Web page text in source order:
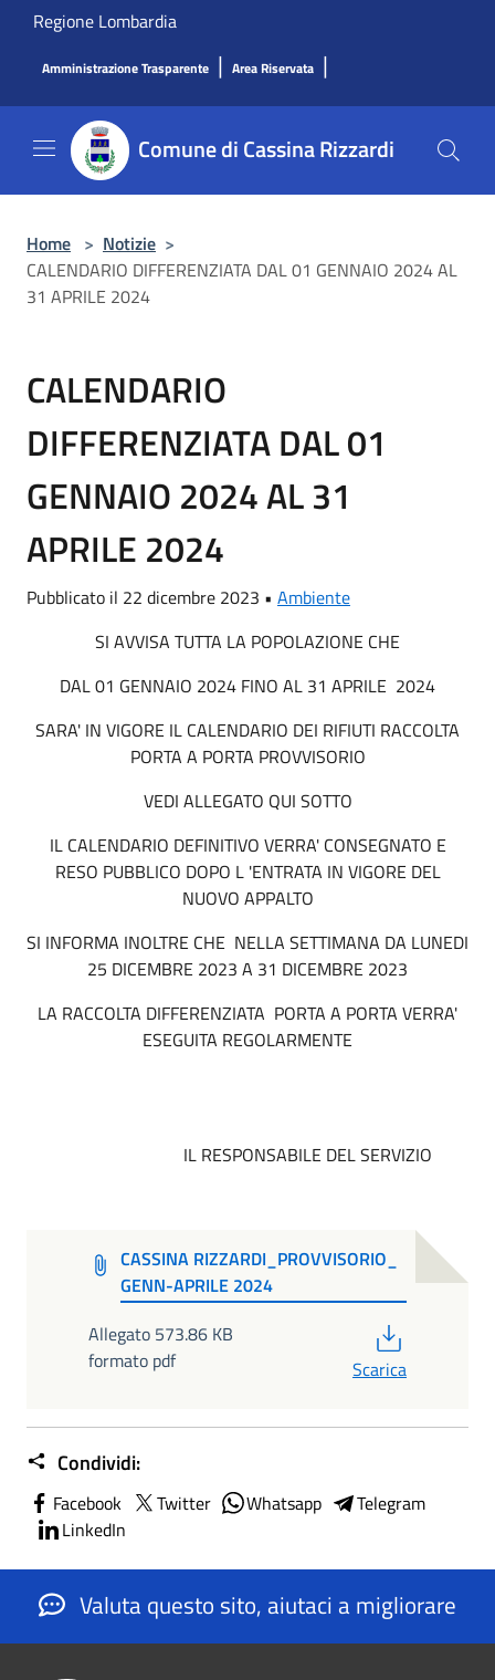
Salta al contenuto principale
Regione Lombardia
Amministrazione Trasparente | Area Riservata |
Comune di Cassina Rizzardi
Home > Notizie >
CALENDARIO DIFFERENZIATA DAL 01 GENNAIO 2024 AL
31 APRILE 2024
CALENDARIO
DIFFERENZIATA DAL 01
GENNAIO 2024 AL 31
APRILE 2024
Pubblicato il 22 dicembre 2023 • Ambiente
SI AVVISA TUTTA LA POPOLAZIONE CHE
DAL 01 GENNAIO 2024 FINO AL 31 APRILE 2024
SARA' IN VIGORE IL CALENDARIO DEI RIFIUTI RACCOLTA
PORTA A PORTA PROVVISORIO
VEDI ALLEGATO QUI SOTTO
IL CALENDARIO DEFINITIVO VERRA' CONSEGNATO E
RESO PUBBLICO DOPO L 'ENTRATA IN VIGORE DEL
NUOVO APPALTO
SI INFORMA INOLTRE CHE NELLA SETTIMANA DA LUNEDI
25 DICEMBRE 2023 A 31 DICEMBRE 2023
LA RACCOLTA DIFFERENZIATA PORTA A PORTA VERRA'
ESEGUITA REGOLARMENTE
IL RESPONSABILE DEL SERVIZIO
CASSINA RIZZARDI_PROVVISORIO_
GENN-APRILE 2024
Allegato 573.86 KB
formato pdf
Scarica
Condividi:
Facebook Twitter Whatsapp
Telegram
LinkedIn
Valuta questo sito, aiutaci a migliorare